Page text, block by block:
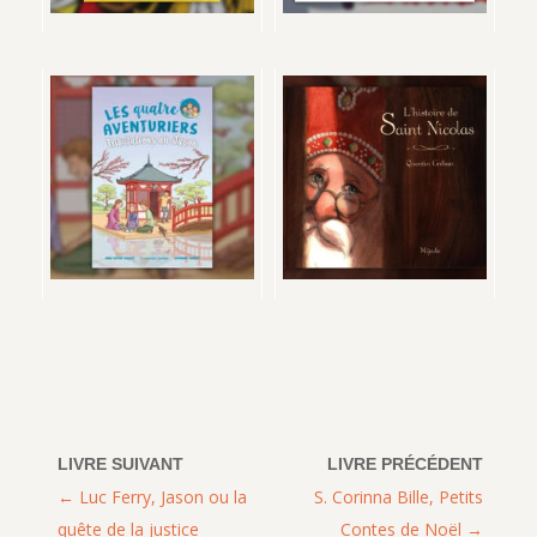
S. Corinna Bille, Petits
Contes de Noël
Luc Ferry, Jason ou la
quête de la justice